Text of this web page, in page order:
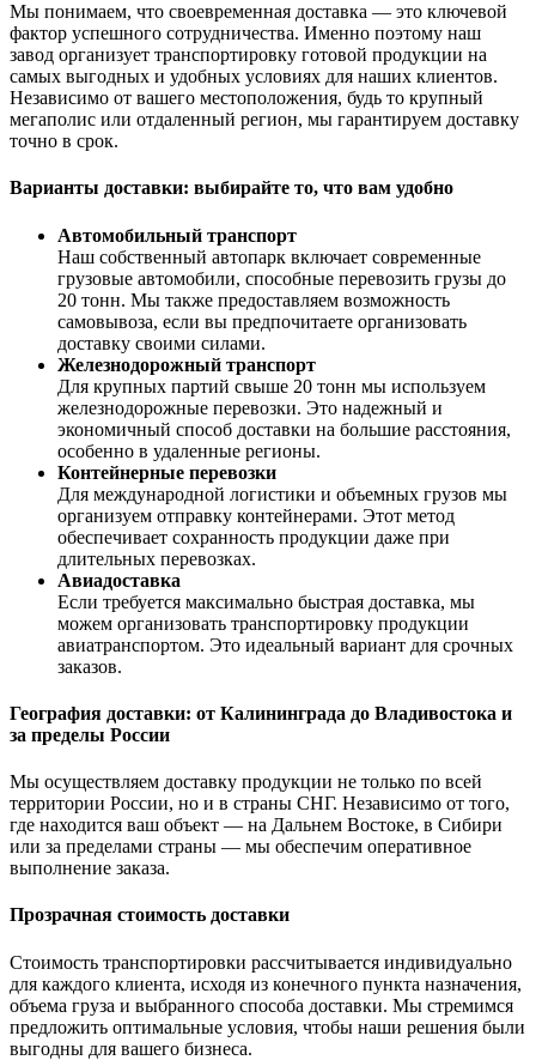
Мы понимаем, что своевременная доставка — это ключевой
фактор успешного сотрудничества. Именно поэтому наш
завод организует транспортировку готовой продукции на
самых выгодных и удобных условиях для наших клиентов.
Независимо от вашего местоположения, будь то крупный
мегаполис или отдаленный регион, мы гарантируем доставку
точно в срок.
Варианты доставки: выбирайте то, что вам удобно
Автомобильный транспорт
Наш собственный автопарк включает современные
грузовые автомобили, способные перевозить грузы до
20 тонн. Мы также предоставляем возможность
самовывоза, если вы предпочитаете организовать
доставку своими силами.
Железнодорожный транспорт
Для крупных партий свыше 20 тонн мы используем
железнодорожные перевозки. Это надежный и
экономичный способ доставки на большие расстояния,
особенно в удаленные регионы.
Контейнерные перевозки
Для международной логистики и объемных грузов мы
организуем отправку контейнерами. Этот метод
обеспечивает сохранность продукции даже при
длительных перевозках.
Авиадоставка
Если требуется максимально быстрая доставка, мы
можем организовать транспортировку продукции
авиатранспортом. Это идеальный вариант для срочных
заказов.
География доставки: от Калининграда до Владивостока и
за пределы России
Мы осуществляем доставку продукции не только по всей
территории России, но и в страны СНГ. Независимо от того,
где находится ваш объект — на Дальнем Востоке, в Сибири
или за пределами страны — мы обеспечим оперативное
выполнение заказа.
Прозрачная стоимость доставки
Стоимость транспортировки рассчитывается индивидуально
для каждого клиента, исходя из конечного пункта назначения,
объема груза и выбранного способа доставки. Мы стремимся
предложить оптимальные условия, чтобы наши решения были
выгодны для вашего бизнеса.